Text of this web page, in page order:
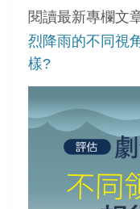
閱讀最新專欄文
烈降雨的不同視
樣?